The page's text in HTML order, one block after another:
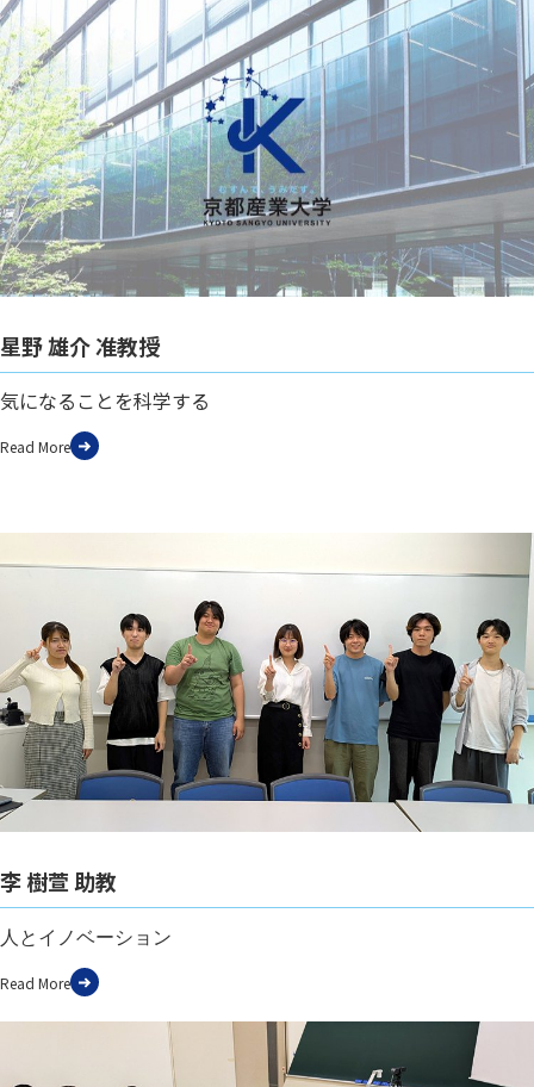
星野 雄介 准教授
気になることを科学する
Read More
李 樹萱 助教
人とイノベーション
Read More